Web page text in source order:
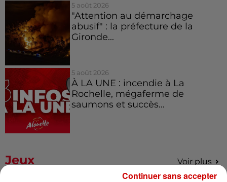
5 août 2026
"Attention au démarchage
abusif" : la préfecture de la
Gironde...
5 août 2026
À LA UNE : incendie à La
Rochelle, mégaferme de
saumons et succès...
Jeux Voir plus
Continuer sans accepter